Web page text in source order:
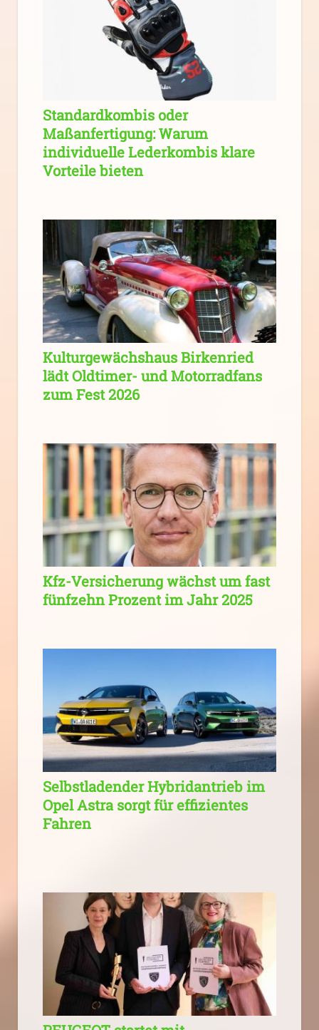
Standardkombis oder
Maßanfertigung: Warum
individuelle Lederkombis klare
Vorteile bieten
Kulturgewächshaus Birkenried
lädt Oldtimer- und Motorradfans
zum Fest 2026
Kfz-Versicherung wächst um fast
fünfzehn Prozent im Jahr 2025
Selbstladender Hybridantrieb im
Opel Astra sorgt für effizientes
Fahren